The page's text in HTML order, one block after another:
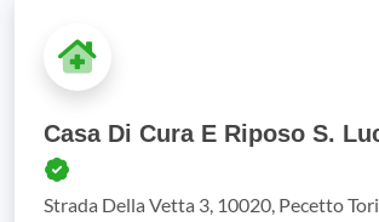
Casa Di Cura E Riposo S.
Strada Della Vetta 3, 10020, Pecetto